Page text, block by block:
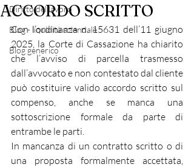
Diritto del lavoro
Blog - liquidità aziendale
Blog generico
ACCORDO SCRITTO
Con l’ordinanza n. 15631 dell’11 giugno
2025, la Corte di Cassazione ha chiarito
che l’avviso di parcella trasmesso
dall’avvocato e non contestato dal cliente
può costituire valido accordo scritto sul
compenso, anche se manca una
sottoscrizione formale da parte di
entrambe le parti.
In mancanza di un contratto scritto o di
una proposta formalmente accettata,